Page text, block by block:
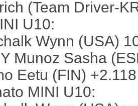
(Team Driver-
U10:
Wynn (USA)
Munoz Sasha
Eetu (FIN) +2.118
MINI U10: